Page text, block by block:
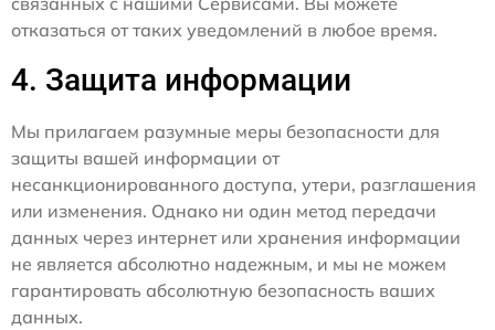
отказаться от таких уведомлений в любое время.
4. Защита информации
Мы прилагаем разумные меры безопасности для
защиты вашей информации от
несанкционированного доступа, утери, разглашения
или изменения. Однако ни один метод передачи
данных через интернет или хранения информации
не является абсолютно надежным, и мы не можем
гарантировать абсолютную безопасность ваших
данных.